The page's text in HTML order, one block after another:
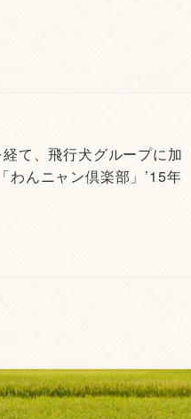
て、飛行犬グループに加
わんニャン倶楽部」’15年